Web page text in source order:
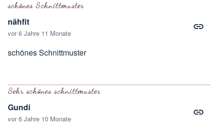
schönes Schnittmuster
nähfit
vor 6 Jahre 11 Monate
schönes Schnittmuster
Sehr schönes schnittmuster
Gundi
vor 6 Jahre 10 Monate